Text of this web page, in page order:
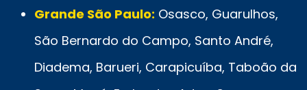
Grande São Paulo: Osasco, Guarulhos,
São Bernardo do Campo, Santo André,
Diadema, Barueri, Carapicuíba, Taboão da